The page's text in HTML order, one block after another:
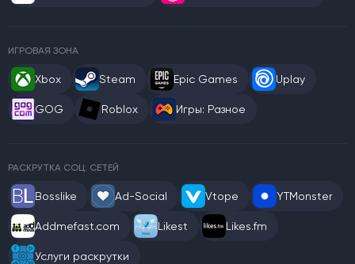
ИГРОВАЯ ЗОНА
Xbox Steam Epic Games Uplay
GOG Roblox Игры: Разное
РАСКРУТКА СОЦ. СЕТЕЙ
Bosslike Ad-Social Vtope YTMonster
Addmefast.com Likest Likes.fm
Услуги раскрутки